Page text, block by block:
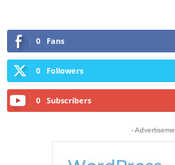
0 Fans
0 Followers
0 Subscribers
-